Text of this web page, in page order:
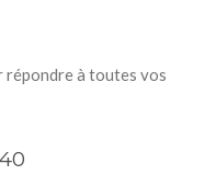
répondre à toutes vos